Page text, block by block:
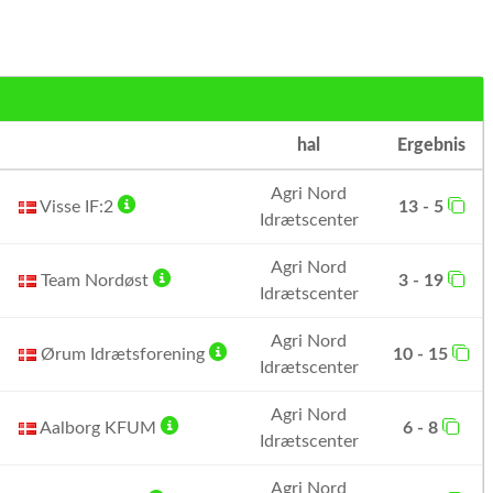
hal Ergebnis
Visse IF:2
Agri Nord
Idrætscenter
13 - 5
Team Nordøst
Agri Nord
Idrætscenter
3 - 19
Ørum Idrætsforening
Agri Nord
Idrætscenter
10 - 15
Aalborg KFUM
Agri Nord
Idrætscenter
6 - 8
Agri Nord